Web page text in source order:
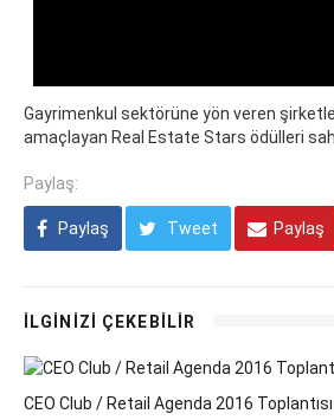
Gayrimenkul sektörüne yön veren
amaçlayan Real Estate Stars ödülleri
Paylaş:
Paylaş Tweet Paylaş
İLGİNİZİ ÇEKEBİLİR
CEO Club / Retail Agenda 2016